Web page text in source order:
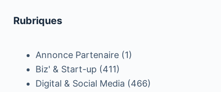
Rubriques
Annonce Partenaire(1)
Biz' & Start-up (411)
Digital & Social Media (466)